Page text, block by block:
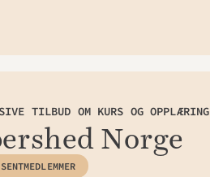
TILBUD OM KURS OG OPPLÆRING
Norge